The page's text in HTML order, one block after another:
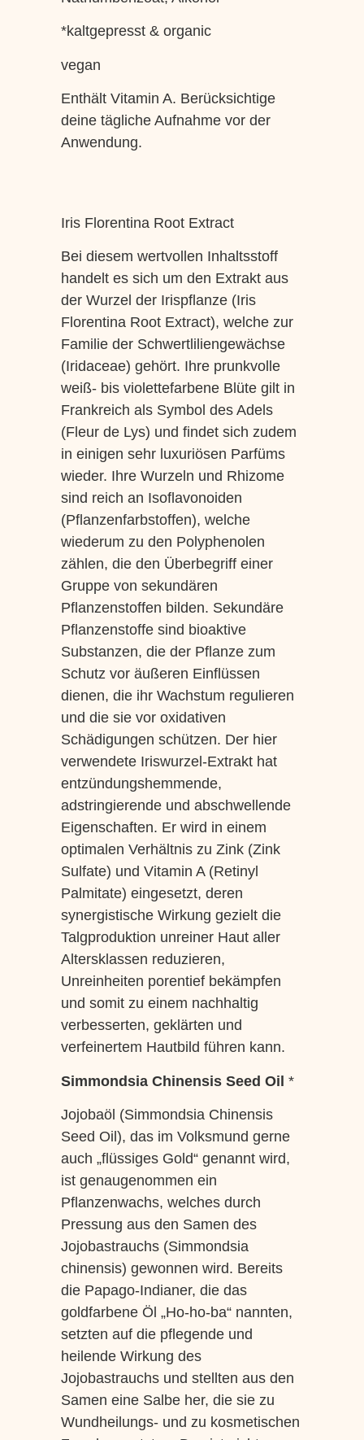
*kaltgepresst & organic
vegan
Enthält Vitamin A. Berücksichtige
deine tägliche Aufnahme vor der
Anwendung.
Iris Florentina Root Extract
Bei diesem wertvollen Inhaltsstoff
handelt es sich um den Extrakt aus
der Wurzel der Irispflanze (Iris
Florentina Root Extract), welche zur
Familie der Schwertliliengewächse
(Iridaceae) gehört. Ihre prunkvolle
weiß- bis violettefarbene Blüte gilt in
Frankreich als Symbol des Adels
(Fleur de Lys) und findet sich zudem
in einigen sehr luxuriösen Parfüms
wieder. Ihre Wurzeln und Rhizome
sind reich an Isoflavonoiden
(Pflanzenfarbstoffen), welche
wiederum zu den Polyphenolen
zählen, die den Überbegriff einer
Gruppe von sekundären
Pflanzenstoffen bilden. Sekundäre
Pflanzenstoffe sind bioaktive
Substanzen, die der Pflanze zum
Schutz vor äußeren Einflüssen
dienen, die ihr Wachstum regulieren
und die sie vor oxidativen
Schädigungen schützen. Der hier
verwendete Iriswurzel-Extrakt hat
entzündungshemmende,
adstringierende und abschwellende
Eigenschaften. Er wird in einem
optimalen Verhältnis zu Zink (Zink
Sulfate) und Vitamin A (Retinyl
Palmitate) eingesetzt, deren
synergistische Wirkung gezielt die
Talgproduktion unreiner Haut aller
Altersklassen reduzieren,
Unreinheiten porentief bekämpfen
und somit zu einem nachhaltig
verbesserten, geklärten und
verfeinertem Hautbild führen kann.
Simmondsia Chinensis Seed Oil *
Jojobaöl (Simmondsia Chinensis
Seed Oil), das im Volksmund gerne
auch „flüssiges Gold“ genannt wird,
ist genaugenommen ein
Pflanzenwachs, welches durch
Pressung aus den Samen des
Jojobastrauchs (Simmondsia
chinensis) gewonnen wird. Bereits
die Papago-Indianer, die das
goldfarbene Öl „Ho-ho-ba“ nannten,
setzten auf die pflegende und
heilende Wirkung des
Jojobastrauchs und stellten aus den
Samen eine Salbe her, die sie zu
Wundheilungs- und zu kosmetischen